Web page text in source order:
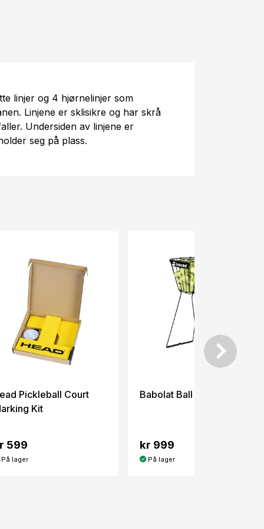
linjer og 4 hjørnelinjer som
Linjene er sklisikre og har skrå
Undersiden av linjene er
seg på plass.
Pickleball Court
Kit
599
På lager
Babolat Ball Basket
kr 999
På lager